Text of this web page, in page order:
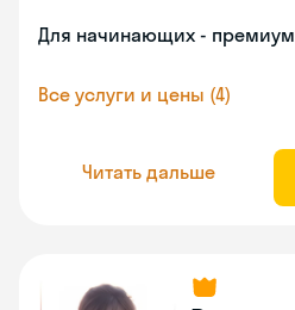
Для начинающих - премиум
Все услуги и цены (4)
Читать дальше